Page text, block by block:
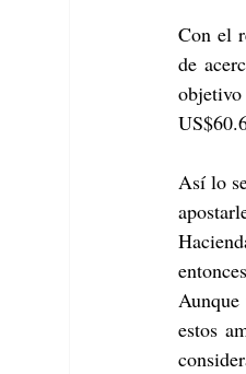
Con el
de
Así lo
Aunque
estos